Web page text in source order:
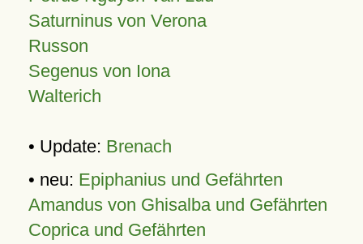
Saturninus von Verona
Russon
Segenus von Iona
Walterich
• Update: Brenach
• neu: Epiphanius und Gefährten
Amandus von Ghisalba und Gefährten
Coprica und Gefährten